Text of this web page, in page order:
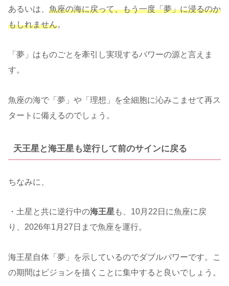
あるいは、 魚座の海に戻って、もう一度「夢」に浸るのか
もしれません。
「夢」はものごとを牽引し実現するパワーの源と言えま
す。
魚座の海で「夢」や「理想」を全細胞に沁みこませて再ス
タートに備えるのでしょう。
天王星と海王星も逆行して前のサインに戻る
ちなみに、
・土星と共に逆行中の海王星 も、10月22日に魚座に戻
り、2026年1月27日まで魚座を運行。
海王星自体「夢」を示しているのでダブルパワーです。こ
の期間はビジョンを描くことに集中すると良いでしょう。